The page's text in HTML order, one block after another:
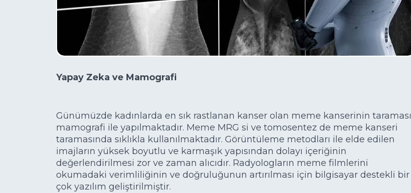
Yapay Zeka ve Mamografi
Günümüzde kadınlarda en sık rastlanan kanser olan meme kanserinin taraması
mamografi ile yapılmaktadır. Meme MRG si ve tomosentez de meme kanseri
taramasında sıklıkla kullanılmaktadır. Görüntüleme metodları ile elde edilen
imajların yüksek boyutlu ve karmaşık yapısından dolayı içeriğinin
değerlendirilmesi zor ve zaman alıcıdır. Radyologların meme filmlerini
okumadaki verimliliğinin ve doğruluğunun artırılması için bilgisayar destekli bir
çok yazılım geliştirilmiştir.